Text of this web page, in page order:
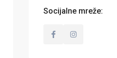
Socijalne mreže: